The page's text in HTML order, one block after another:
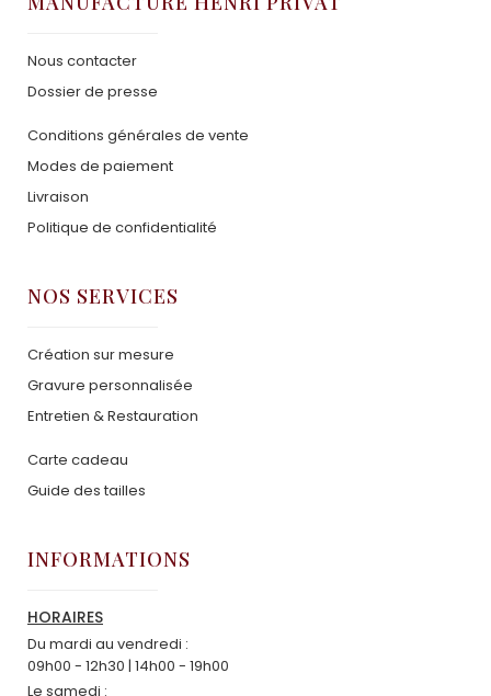
Nous contacter
Dossier de presse
Conditions générales de vente
Modes de paiement
Livraison
Politique de confidentialité
NOS SERVICES
Création sur mesure
Gravure personnalisée
Entretien & Restauration
Carte cadeau
Guide des tailles
INFORMATIONS
HORAIRES
Du mardi au vendredi :
09h00 - 12h30 | 14h00 - 19h00
Le samedi :